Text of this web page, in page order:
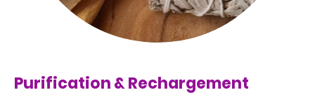
Purification & Rechargement